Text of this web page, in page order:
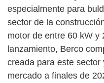
especialmente para
sector de la
motor de entre 60 kW y
lanzamiento, Berco
creada para este sector
mercado a finales de